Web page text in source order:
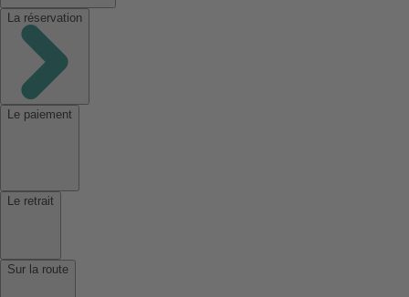
La réservation
Le paiement
Le retrait
Sur la route